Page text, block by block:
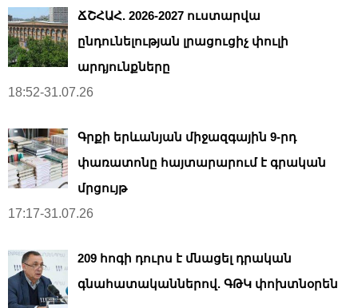
ՃՇՀԱՀ. 2026-2027 ուստարվա
ընդունելության լրացուցիչ փուլի
արդյունքները
18:52-31.07.26
Գրքի երևանյան միջազգային 9-րդ
փառատոնը հայտարարում է գրական
մրցույթ
17:17-31.07.26
209 հոգի դուրս է մնացել դրական
գնահատականներով. ԳԹԿ փոխտնօրեն